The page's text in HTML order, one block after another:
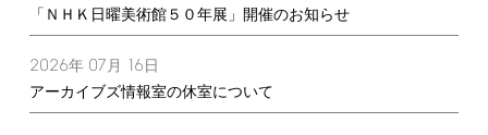
「ＮＨＫ日曜美術館５０年展」開催のお知らせ
2026年 07月 16 日
アーカイブズ情報室の休室について